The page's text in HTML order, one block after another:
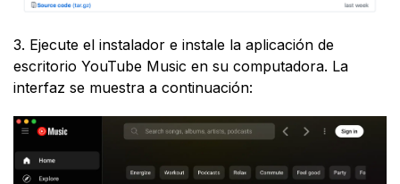
3. Ejecute el instalador e instale la aplicación de
escritorio YouTube Music en su computadora. La
interfaz se muestra a continuación: